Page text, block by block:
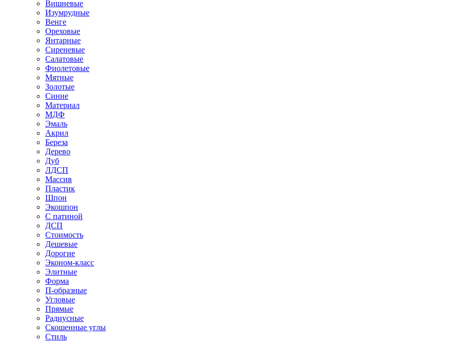
Вишневые
Изумрудные
Венге
Ореховые
Янтарные
Сиреневые
Салатовые
Фиолетовые
Мятные
Золотые
Синие
Материал
МДФ
Эмаль
Акрил
Береза
Дерево
Дуб
ЛДСП
Массив
Пластик
Шпон
Экошпон
С патиной
ДСП
Стоимость
Дешевые
Дорогие
Эконом-класс
Элитные
Форма
П-образные
Угловые
Прямые
Радиусные
Скошенные углы
Стиль